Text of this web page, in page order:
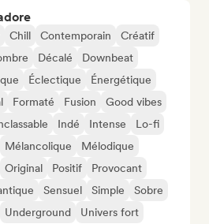
Chill Contemporain
Créatif
Décalé
Downbeat
Éclectique
Énergétique
Formaté Fusion
Good vibes
Indé Intense
Lo-fi
Mélancolique
Mélodique
Original Positif
Provocant
Sensuel Simple
Sobre
Underground
Univers fort